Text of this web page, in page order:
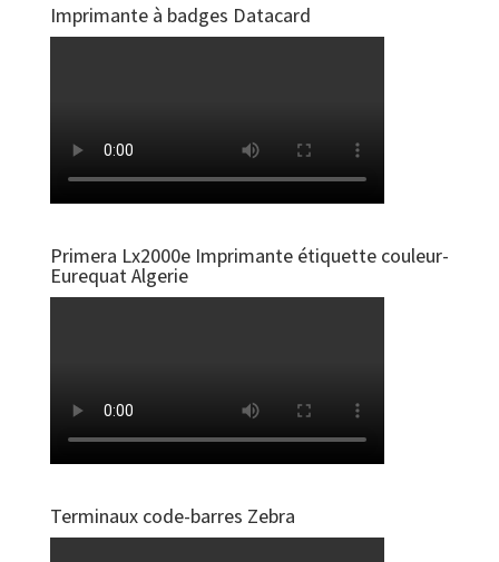
Imprimante à badges Datacard
Primera Lx2000e Imprimante étiquette couleur-
Eurequat Algerie
Terminaux code-barres Zebra